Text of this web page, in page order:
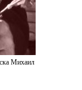
Михаил